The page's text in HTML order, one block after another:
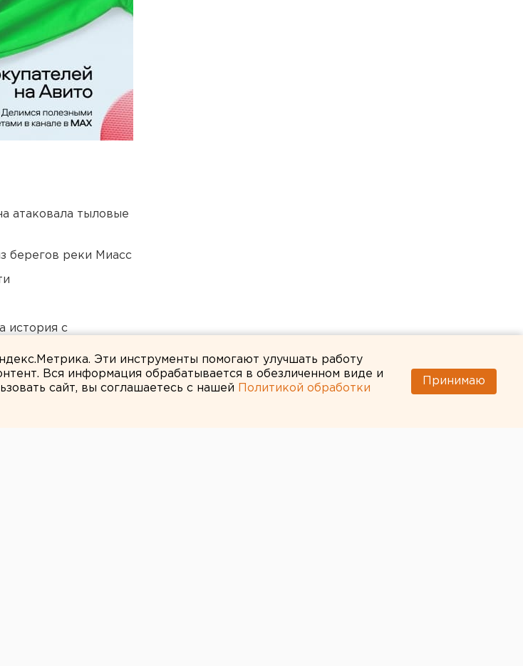
атаковала тыловые
берегов реки Миасс
история с
Эти инструменты помогают улучшать работу
Вся информация обрабатывается в обезличенном виде и
сайт, вы соглашаетесь с нашей
Политикой обработки
Принимаю